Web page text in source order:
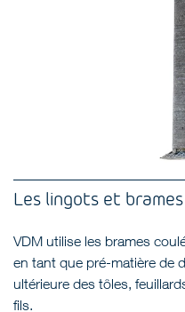
Les lingots et
VDM utilise les brames
en tant que pré-matière de
ultérieure des tôles,
fils.